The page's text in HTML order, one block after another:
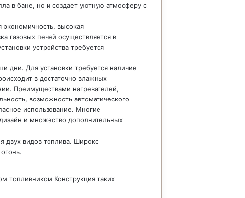
в бане, но и создает уютную атмосферу с
экономичность, высокая
газовых печей осуществляется в
устройства требуется
дни. Для установки требуется наличие
в достаточно влажных
Преимуществами нагревателей,
возможность автоматического
использование. Многие
и множество дополнительных
двух видов топлива. Широко
топливником Конструкция таких